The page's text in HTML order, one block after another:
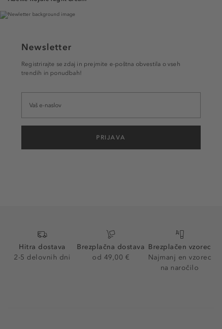
Newsletter
Registrirajte se zdaj in prejmite e-poštna obvestila o vseh
trendih in ponudbah!
PRIJAVA
Hitra dostava
2-5 delovnih dni
Brezplačna dostava
od 49,00 €
Brezplačen vzorec
Najmanj en vzorec
na naročilo